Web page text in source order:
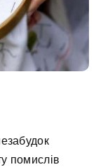
помислів